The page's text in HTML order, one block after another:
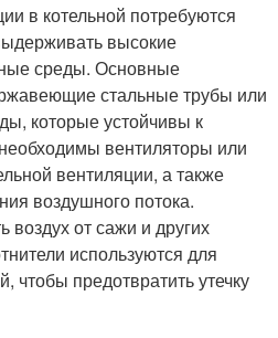
в котельной потребуются
высокие
среды. Основные
стальные трубы или
которые устойчивы к
вентиляторы или
вентиляции, а также
воздушного потока.
воздух от сажи и других
используются для
чтобы предотвратить утечку